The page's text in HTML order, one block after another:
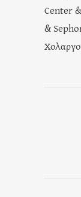
Center
&